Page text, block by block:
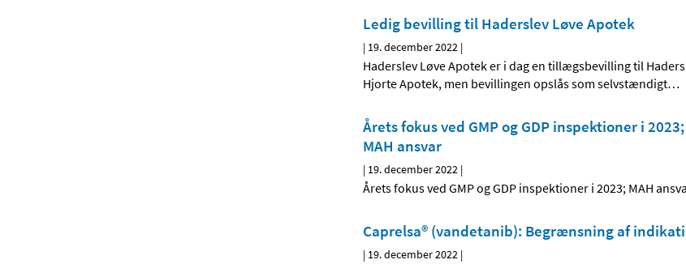
Ledig bevilling til Haderslev Løve Apotek
| 19. december 2022 |
Haderslev Løve Apotek er i dag en tillægsbevilling til
Hjorte Apotek, men bevillingen opslås som selvstændigt…
Årets fokus ved GMP og GDP inspektioner i 2023;
MAH ansvar
| 19. december 2022 |
Årets fokus ved GMP og GDP inspektioner i 2023; MAH
Caprelsa® (vandetanib): Begrænsning af
| 19. december 2022 |